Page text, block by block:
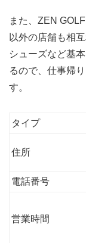
また、ZEN
以外の店舗も相
シューズなど基
るので、仕事帰
す。
タイプ
住所
電話番号
営業時間